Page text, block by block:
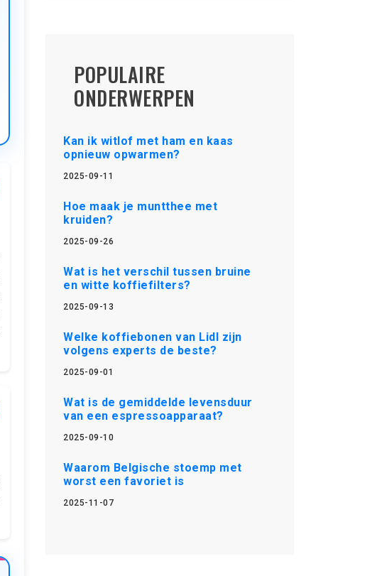
POPULAIRE
ONDERWERPEN
Kan ik witlof met ham en kaas
opnieuw opwarmen?
2025-09-11
Hoe maak je muntthee met
kruiden?
2025-09-26
Wat is het verschil tussen bruine
en witte koffiefilters?
2025-09-13
Welke koffiebonen van Lidl zijn
volgens experts de beste?
2025-09-01
Wat is de gemiddelde levensduur
van een espressoapparaat?
2025-09-10
Waarom Belgische stoemp met
worst een favoriet is
2025-11-07